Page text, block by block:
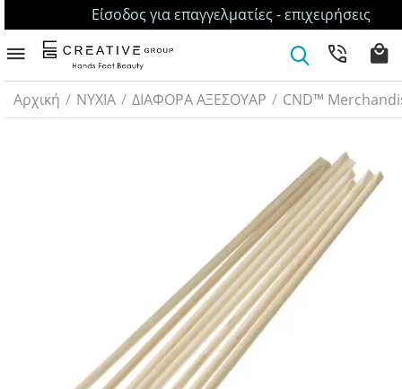
Είσοδος για επαγγελματίες - επιχειρήσεις
Αρχική / ΝΥΧΙΑ / ΔΙΑΦΟΡΑ ΑΞΕΣΟΥΑΡ / CND™